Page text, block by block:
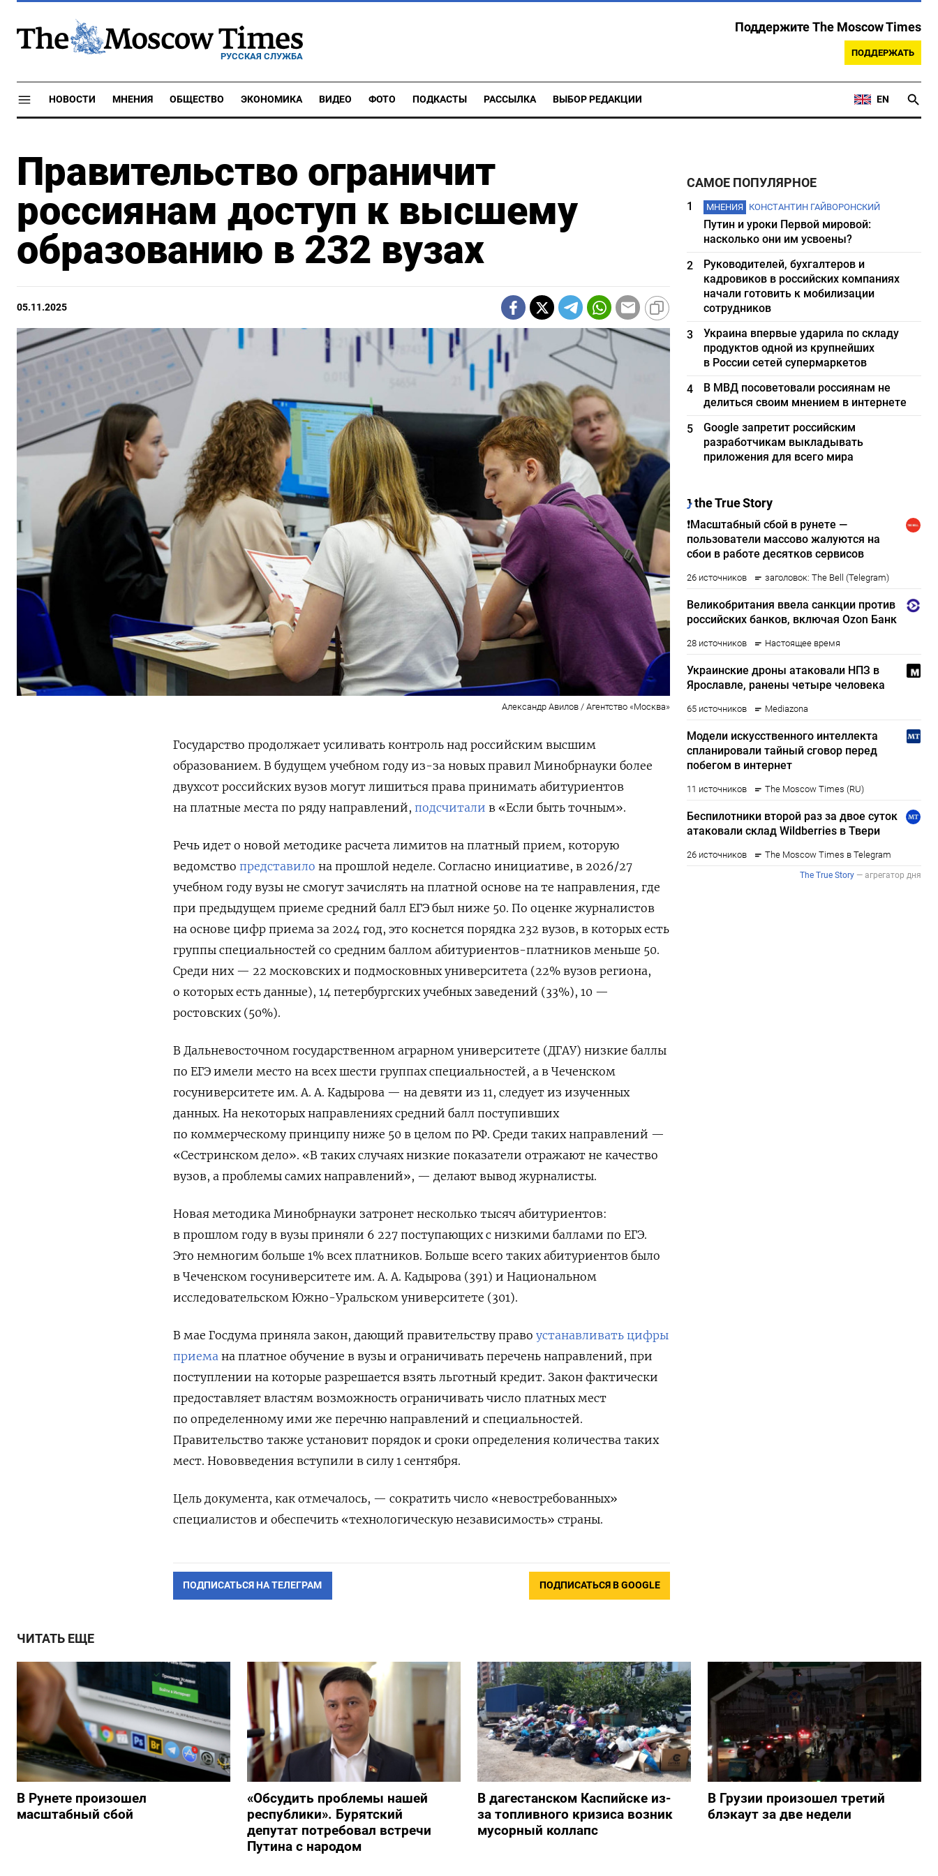
РУССКАЯ СЛУЖБА
Поддержите The Moscow Times
ПОДДЕРЖАТЬ
НОВОСТИ МНЕНИЯ ОБЩЕСТВО ЭКОНОМИКА ВИДЕО ФОТО ПОДКАСТЫ РАССЫЛКА ВЫБОР РЕДАКЦИИ EN
Правительство ограничит
россиянам доступ к высшему
образованию в 232 вузах
05.11.2025
Александр Авилов / Агентство «Москва»
Государство продолжает усиливать контроль над российским высшим
образованием. В будущем учебном году из-за новых правил Минобрнауки более
двухсот российских вузов могут лишиться права принимать абитуриентов
на платные места по ряду направлений, подсчитали в «Если быть точным».
Речь идет о новой методике расчета лимитов на платный прием, которую
ведомство представило на прошлой неделе. Согласно инициативе, в 2026/27
учебном году вузы не смогут зачислять на платной основе на те направления, где
при предыдущем приеме средний балл ЕГЭ был ниже 50. По оценке журналистов
на основе цифр приема за 2024 год, это коснется порядка 232 вузов, в которых есть
группы специальностей со средним баллом абитуриентов-платников меньше 50.
Среди них — 22 московских и подмосковных университета (22% вузов региона,
о которых есть данные), 14 петербургских учебных заведений (33%), 10 —
ростовских (50%).
В Дальневосточном государственном аграрном университете (ДГАУ) низкие баллы
по ЕГЭ имели место на всех шести группах специальностей, а в Чеченском
госуниверситете им. А. А. Кадырова — на девяти из 11, следует из изученных
данных. На некоторых направлениях средний балл поступивших
по коммерческому принципу ниже 50 в целом по РФ. Среди таких направлений —
«Сестринском дело». «В таких случаях низкие показатели отражают не качество
вузов, а проблемы самих направлений», — делают вывод журналисты.
Новая методика Минобрнауки затронет несколько тысяч абитуриентов:
в прошлом году в вузы приняли 6 227 поступающих с низкими баллами по ЕГЭ.
Это немногим больше 1% всех платников. Больше всего таких абитуриентов было
в Чеченском госуниверситете им. А. А. Кадырова (391) и Национальном
исследовательском Южно-Уральском университете (301).
В мае Госдума приняла закон, дающий правительству право устанавливать цифры
приема на платное обучение в вузы и ограничивать перечень направлений, при
поступлении на которые разрешается взять льготный кредит. Закон фактически
предоставляет властям возможность ограничивать число платных мест
по определенному ими же перечню направлений и специальностей.
Правительство также установит порядок и сроки определения количества таких
мест. Нововведения вступили в силу 1 сентября.
Цель документа, как отмечалось, — сократить число «невостребованных»
специалистов и обеспечить «технологическую независимость» страны.
ПОДПИСАТЬСЯ НА ТЕЛЕГРАМ ПОДПИСАТЬСЯ В GOOGLE
САМОЕ ПОПУЛЯРНОЕ
1 МНЕНИЯ КОНСТАНТИН ГАЙВОРОНСКИЙ
Путин и уроки Первой мировой:
насколько они им усвоены?
2
Руководителей, бухгалтеров и
кадровиков в российских компаниях
начали готовить к мобилизации
сотрудников
3
Украина впервые ударила по складу
продуктов одной из крупнейших
в России сетей супермаркетов
4
В МВД посоветовали россиянам не
делиться своим мнением в интернете
5
Google запретит российским
разработчикам выкладывать
приложения для всего мира
ЧИТАТЬ ЕЩЕ
В Рунете произошел
масштабный сбой
«Обсудить проблемы нашей
республики». Бурятский
депутат потребовал встречи
Путина с народом
В дагестанском Каспийске из-
за топливного кризиса возник
мусорный коллапс
В Грузии произошел третий
блэкаут за две недели